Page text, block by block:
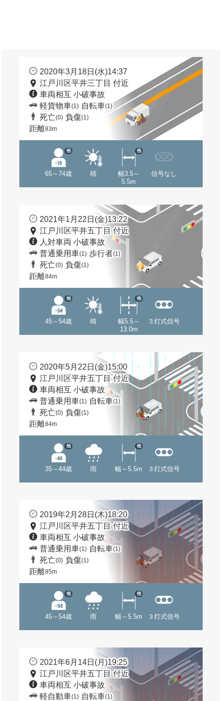
2020年3月18日(水)14:37
江戸川区平井三丁目 付近
車両相互 小破事故
軽貨物車(1) 自転車(1)
死亡(0) 負傷(1)
距離83m
65～74歳
他
晴
幅3.5～
5.5m
他
信号なし
2021年1月22日(金)13:22
江戸川区平井五丁目 付近
人対車両 小破事故
普通乗用車(1) 歩行者(1)
死亡(0) 負傷(1)
距離84m
45～54歳
他
晴
幅5.5～
13.0m
他
３灯式信号
2020年5月22日(金)15:00
江戸川区平井五丁目 付近
車両相互 小破事故
普通乗用車(1) 自転車(1)
死亡(0) 負傷(1)
距離84m
35～44歳
他
雨 幅～5.5m
他
３灯式信号
2019年2月28日(木)18:20
江戸川区平井五丁目 付近
車両相互 小破事故
普通乗用車(1) 自転車(1)
死亡(0) 負傷(1)
距離85m
45～54歳
他
雨 幅～5.5m
他
３灯式信号
2021年6月14日(月)19:25
江戸川区平井五丁目 付近
車両相互 小破事故
軽自動車(1) 自転車(1)